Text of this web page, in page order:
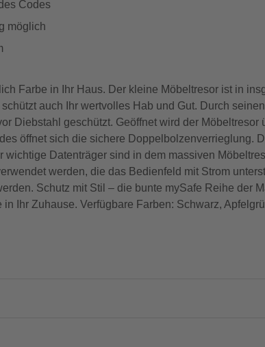
Codes
möglich
Farbe in Ihr Haus. Der kleine Möbeltresor ist in
auch Ihr wertvolles Hab und Gut. Durch
Diebstahl geschützt. Geöffnet wird der
öffnet sich die sichere Doppelbolzenverrieglung.
Datenträger sind in dem massiven
werden, die das Bedienfeld mit Strom
Schutz mit Stil – die bunte mySafe Reihe der
Ihr Zuhause. Verfügbare Farben: Schwarz,